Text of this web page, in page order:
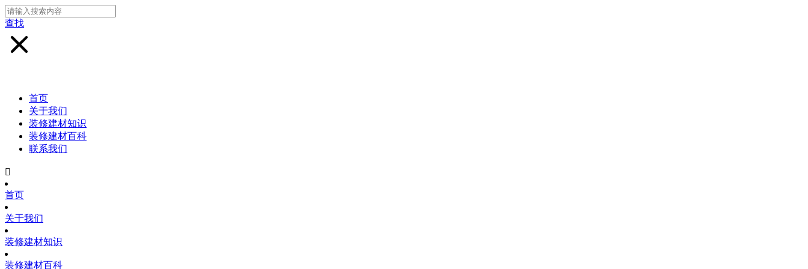
查找
首页
关于我们
装修建材知识
装修建材百科
联系我们

首页
关于我们
装修建材知识
装修建材百科